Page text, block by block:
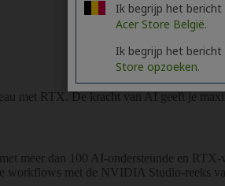
Ik begrijp het
Acer Store België.
Ik begrijp het bericht
Store opzoeken.